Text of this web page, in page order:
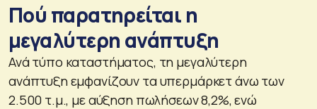
Πού παρατηρείται η
μεγαλύτερη ανάπτυξη
Ανά τύπο καταστήματος, τη μεγαλύτερη
ανάπτυξη εμφανίζουν τα υπερμάρκετ άνω των
2.500 τ.μ., με αύξηση πωλήσεων 8,2%, ενώ